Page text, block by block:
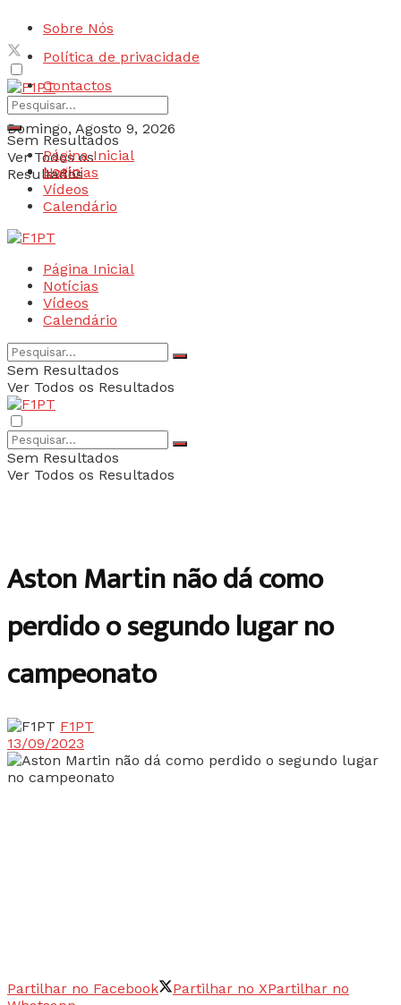
Sobre Nós
Política de privacidade
Contactos
Domingo, Agosto 9, 2026
Login
Sem Resultados
Ver Todos os
Resultados
Página Inicial
Notícias
Vídeos
Calendário
Página Inicial
Notícias
Vídeos
Calendário
Sem Resultados
Ver Todos os Resultados
Sem Resultados
Ver Todos os Resultados
Aston Martin não dá como
perdido o segundo lugar no
campeonato
F1PT
13/09/2023
Partilhar no Facebook Partilhar no XPartilhar no